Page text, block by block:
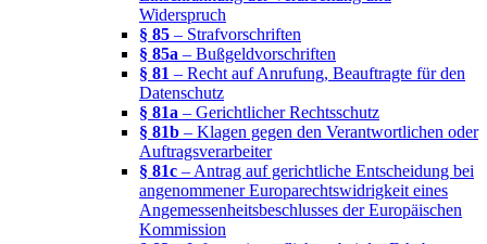
Widerspruch
§ 85 – Strafvorschriften
§ 85a – Bußgeldvorschriften
§ 81 – Recht auf Anrufung, Beauftragte für den
Datenschutz
§ 81a – Gerichtlicher Rechtsschutz
§ 81b – Klagen gegen den Verantwortlichen oder
Auftragsverarbeiter
§ 81c – Antrag auf gerichtliche Entscheidung bei
angenommener Europarechtswidrigkeit eines
Angemessenheitsbeschlusses der Europäischen
Kommission